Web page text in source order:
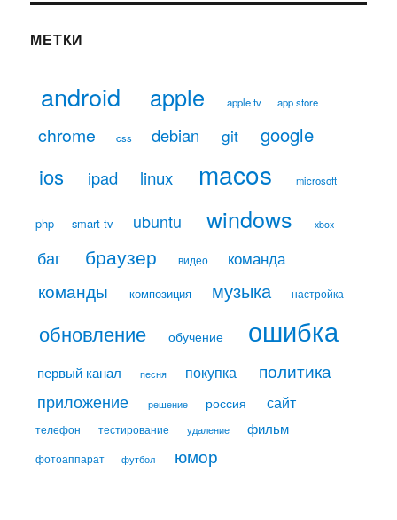
МЕТКИ
android apple apple tv app store
chrome css debian git google
ios ipad linux macos microsoft
php smart tv ubuntu windows xbox
баг браузер видео команда
команды композиция музыка настройка
обновление обучение ошибка
первый канал песня покупка политика
приложение решение россия сайт
телефон тестирование удаление фильм
фотоаппарат футбол юмор